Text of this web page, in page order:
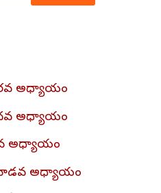
అధ్యాయం
అధ్యాయం
వ అధ్యాయం
అధ్యాయం